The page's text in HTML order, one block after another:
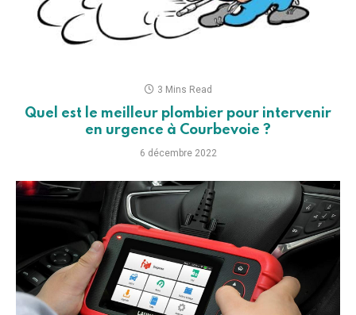
3 Mins Read
Quel est le meilleur plombier pour intervenir
en urgence à Courbevoie ?
6 décembre 2022